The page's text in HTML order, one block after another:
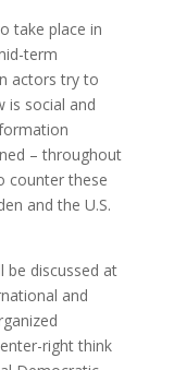
take place in
term
actors try to
is social and
– throughout
counter these
and the U.S.
be discussed at
and
right think